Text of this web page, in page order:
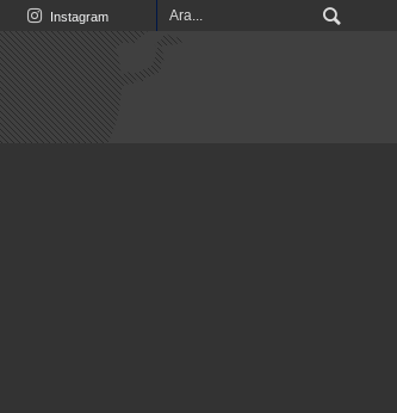
Instagram